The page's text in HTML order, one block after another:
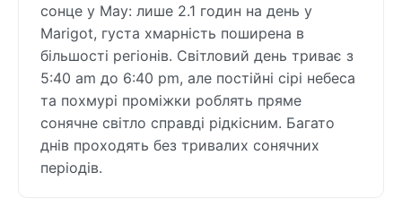
сонце у May: лише 2.1 годин на день у
Marigot, густа хмарність поширена в
більшості регіонів. Світловий день триває з
5:40 am до 6:40 pm, але постійні сірі небеса
та похмурі проміжки роблять пряме
сонячне світло справді рідкісним. Багато
днів проходять без тривалих сонячних
періодів.